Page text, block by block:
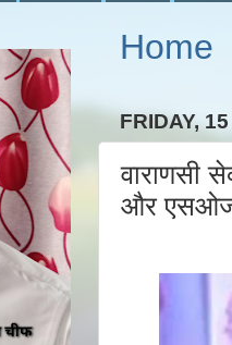
Home
FRIDAY,
वाराणसी
और